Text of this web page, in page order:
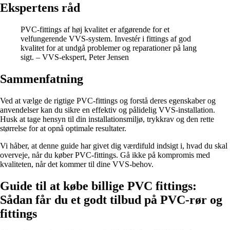
Ekspertens råd
PVC-fittings af høj kvalitet er afgørende for et
velfungerende VVS-system. Investér i fittings af god
kvalitet for at undgå problemer og reparationer på lang
sigt. – VVS-ekspert, Peter Jensen
Sammenfatning
Ved at vælge de rigtige PVC-fittings og forstå deres egenskaber og
anvendelser kan du sikre en effektiv og pålidelig VVS-installation.
Husk at tage hensyn til din installationsmiljø, trykkrav og den rette
størrelse for at opnå optimale resultater.
Vi håber, at denne guide har givet dig værdifuld indsigt i, hvad du skal
overveje, når du køber PVC-fittings. Gå ikke på kompromis med
kvaliteten, når det kommer til dine VVS-behov.
Guide til at købe billige PVC fittings:
Sådan får du et godt tilbud på PVC-rør og
fittings